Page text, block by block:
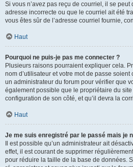
Si vous n’avez pas reçu de courriel, il se
adresse incorrecte ou que le courriel ait été
vous êtes sûr de l’adresse courriel fournie,
Haut
Pourquoi ne puis-je pas me connecter ?
Plusieurs raisons pourraient expliquer cela.
nom d’utilisateur et votre mot de passe soient
un administrateur du forum pour vérifier que
également possible que le propriétaire du
configuration de son côté, et qu’il devra la
Haut
Je me suis enregistré par le passé mais je
Il est possible qu’un administrateur ait
effet, il est courant de supprimer
pour réduire la taille de la base de données.